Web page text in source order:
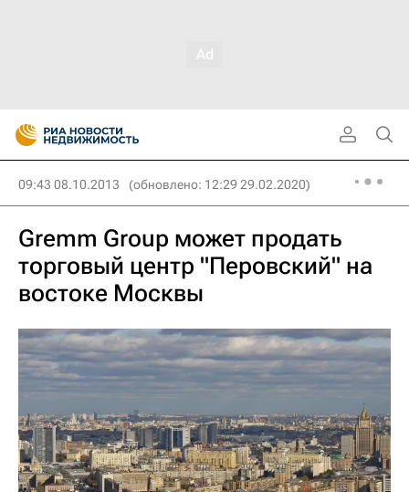
09:43 08.10.2013 (обновлено: 12:29 29.02.2020)
Gremm Group может продать
торговый центр "Перовский" на
востоке Москвы